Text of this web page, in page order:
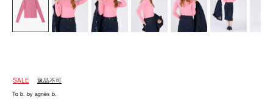
SALE 返品不可
To b. by agnès b.